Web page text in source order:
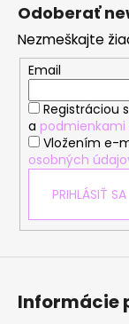
Odoberať
Nezmeškajte
Email
Registráciou
a
Vložením e-
osobných
PRIHLÁSIŤ SA
Informácie